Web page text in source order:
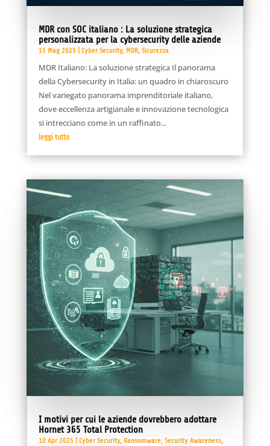
MDR con SOC italiano : La soluzione strategica
personalizzata per la cybersecurity delle aziende
15 Mag 2025 Cyber Security, MDR, Sicurezza
MDR Italiano: La soluzione strategica Il panorama
della Cybersecurity in Italia: un quadro in chiaroscuro
Nel variegato panorama imprenditoriale italiano,
dove eccellenza artigianale e innovazione tecnologica
si intrecciano come in un raffinato...
leggi tutto
I motivi per cui le aziende dovrebbero adottare
Hornet 365 Total Protection
10 Apr 2025 Cyber Security, Ransomware, Security Awareness,